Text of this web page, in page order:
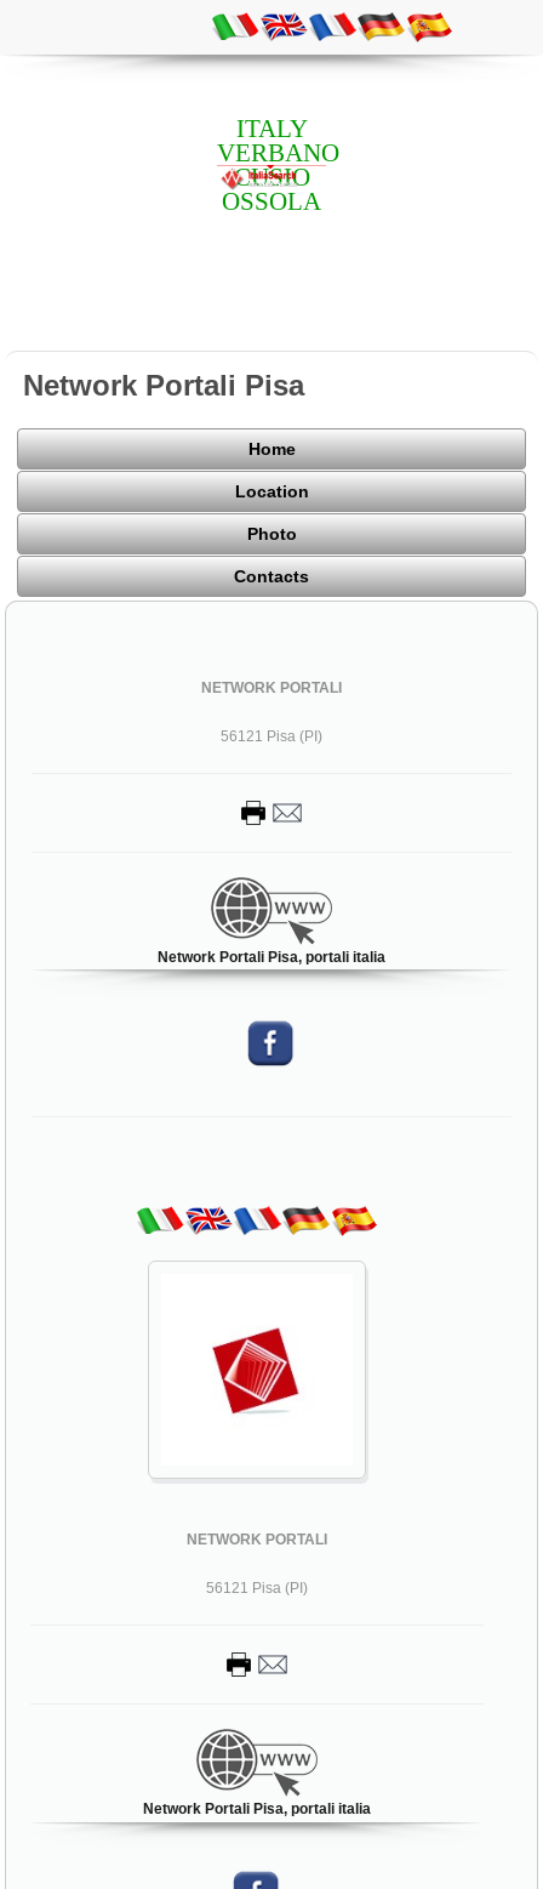
ITALY
VERBANO
CUSIO
OSSOLA
Network Portali Pisa
Home
Location
Photo
Contacts
NETWORK PORTALI
56121 Pisa (PI)
Network Portali Pisa, portali italia
NETWORK PORTALI
56121 Pisa (PI)
Network Portali Pisa, portali italia